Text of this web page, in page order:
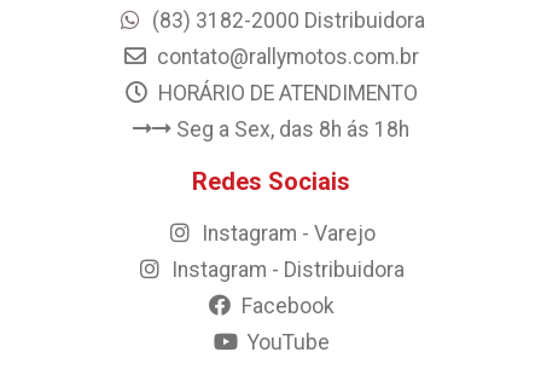
(83) 3182-2000 Distribuidora
contato@rallymotos.com.br
HORÁRIO DE ATENDIMENTO
Seg a Sex, das 8h ás 18h
Redes Sociais
Instagram - Varejo
Instagram - Distribuidora
Facebook
YouTube